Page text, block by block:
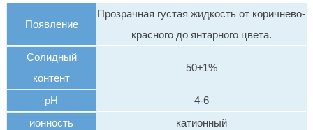
Появление
Прозрачная густая жидкость от коричнево-
красного до янтарного цвета.
Солидный
контент
50±1%
рН
4-6
ионность
катионный